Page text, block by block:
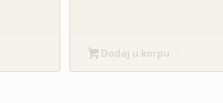
Dodaj u korpu